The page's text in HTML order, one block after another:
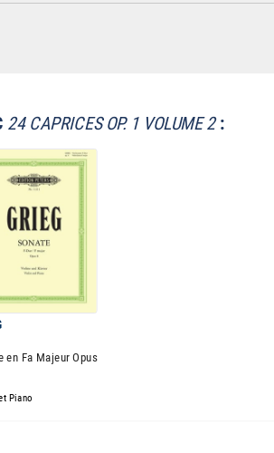
24 CAPRICES OP. 1 VOLUME 2:
en Fa Majeur Opus
Piano